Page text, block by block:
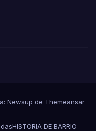
Newsup de Themeansar
HISTORIA DE BARRIO